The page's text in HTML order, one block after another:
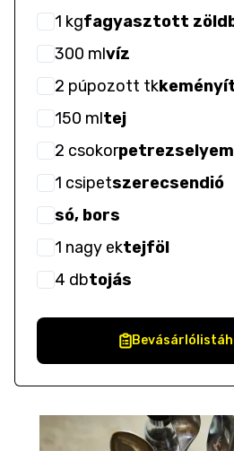
1 kgfagyasztott
300 mlvíz
2 púpozott tk
150 mltej
2 csokorpetrezselyem
1 csipetszerecsendió
só, bors
1 nagy ektejföl
4 dbtojás